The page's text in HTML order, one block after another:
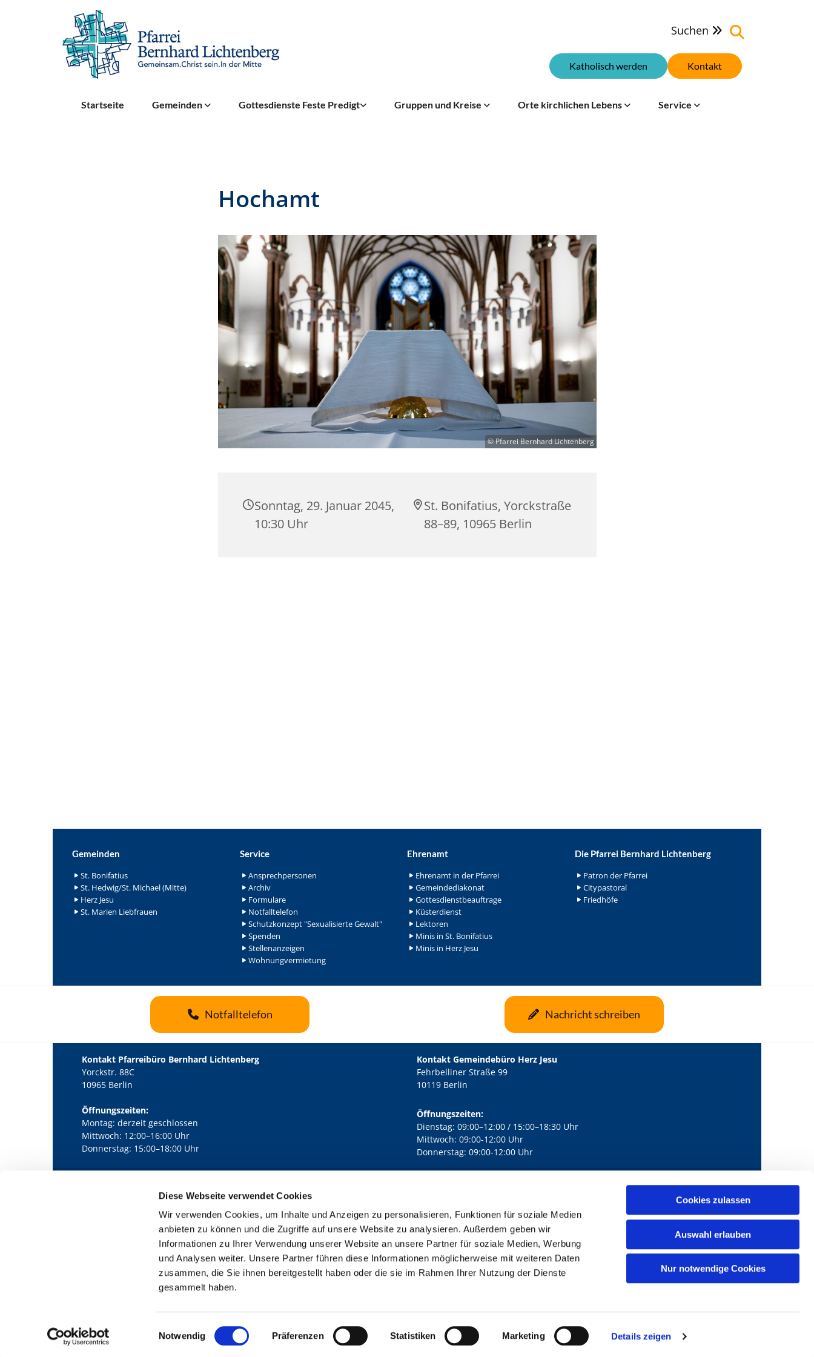
Diese Webseite verwendet Cookies
Wir verwenden Cookies, um Inhalte und Anzeigen zu personalisieren, Funktionen für soziale Medien
anbieten zu können und die Zugriffe auf unsere Website zu analysieren. Außerdem geben wir
Informationen zu Ihrer Verwendung unserer Website an unsere Partner für soziale Medien, Werbung
und Analysen weiter. Unsere Partner führen diese Informationen möglicherweise mit weiteren Daten
zusammen, die Sie ihnen bereitgestellt haben oder die sie im Rahmen Ihrer Nutzung der Dienste
gesammelt haben.
i
Notwendig Präferenzen Statistiken Marketing Details zeigen
Cookies zulassen
Auswahl erlauben
Nur notwendige Cookies
Suchen 
Kontakt
Katholisch werden
Startseite Gemeinden Gottesdienste Feste Predigt Gruppen und Kreise Orte kirchlichen Lebens Service
Hochamt
© Pfarrei Bernhard Lichtenberg
Sonntag, 29. Januar 2045,
10:30 Uhr
St. Bonifatius, Yorckstraße
88–89, 10965 Berlin
Gemeinden
St. Bonifatius
St. Hedwig/St. Michael (Mitte)
Herz Jesu
St. Marien Liebfrauen
Service
Ansprechpersonen
Archiv
Formulare
Notfalltelefon
Schutzkonzept "Sexualisierte Gewalt"
Spenden
Stellenanzeigen
Wohnungvermietung
Ehrenamt
Ehrenamt in der Pfarrei
Gemeindediakonat
Gottesdienstbeauftrage
Küsterdienst
Lektoren
Minis in St. Bonifatius
Minis in Herz Jesu
Die Pfarrei Bernhard Lichtenberg
Patron der Pfarrei
Citypastoral
Friedhöfe
Notfalltelefon Nachricht schreiben
Kontakt Pfarreibüro Bernhard Lichtenberg
Yorckstr. 88C
10965 Berlin
Öffnungszeiten:
Montag: derzeit geschlossen
Mittwoch: 12:00–16:00 Uhr
Donnerstag: 15:00–18:00 Uhr
Kontakt Gemeindebüro Herz Jesu
Fehrbelliner Straße 99
10119 Berlin
Öffnungszeiten:
Dienstag: 09:00–12:00 / 15:00–18:30 Uhr
Mittwoch: 09:00-12:00 Uhr
Donnerstag: 09:00-12:00 Uhr
Kath. Kirchengemeinde Pfarrei Bernhard Lichtenberg Berlin-Mitte · Yorckstr. 88C, 10965 Berlin mail@bernhard-lichtenberg.berlin
Kontaktinformationen Impressum